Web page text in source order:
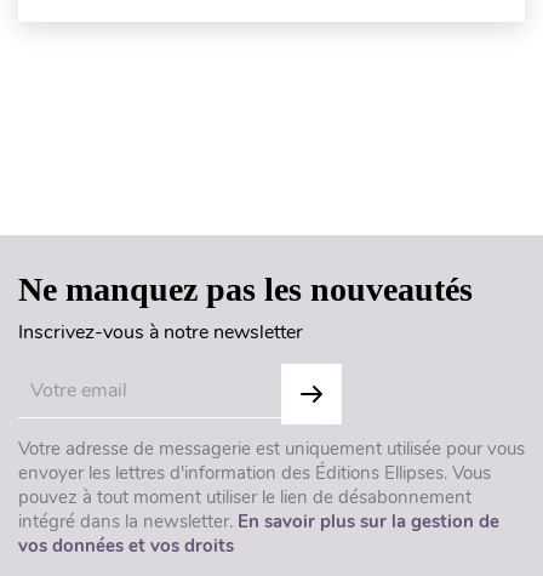
Ne manquez pas les nouveautés
Inscrivez-vous à notre newsletter
Votre adresse de messagerie est uniquement utilisée pour vous
envoyer les lettres d'information des Éditions Ellipses. Vous
pouvez à tout moment utiliser le lien de désabonnement
intégré dans la newsletter. En savoir plus sur la gestion de
vos données et vos droits